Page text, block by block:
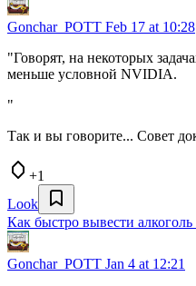
Gonchar_POTT Feb 17 at 10:28
"Говорят, на некоторых
меньше условной NVIDIA.
"
Так и вы говорите... Совет
+1
Look
Как быстро вывести алкоголь
Gonchar_POTT Jan 4 at 12:21